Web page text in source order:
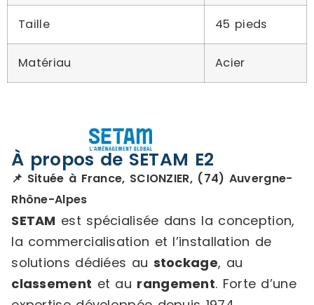
Taille 45 pieds
Matériau Acier
À propos de SETAM E2
📌 Située à France, SCIONZIER, (74) Auvergne-
Rhône-Alpes
SETAM est spécialisée dans la conception,
la commercialisation et l’installation de
solutions dédiées au stockage, au
classement et au rangement. Forte d’une